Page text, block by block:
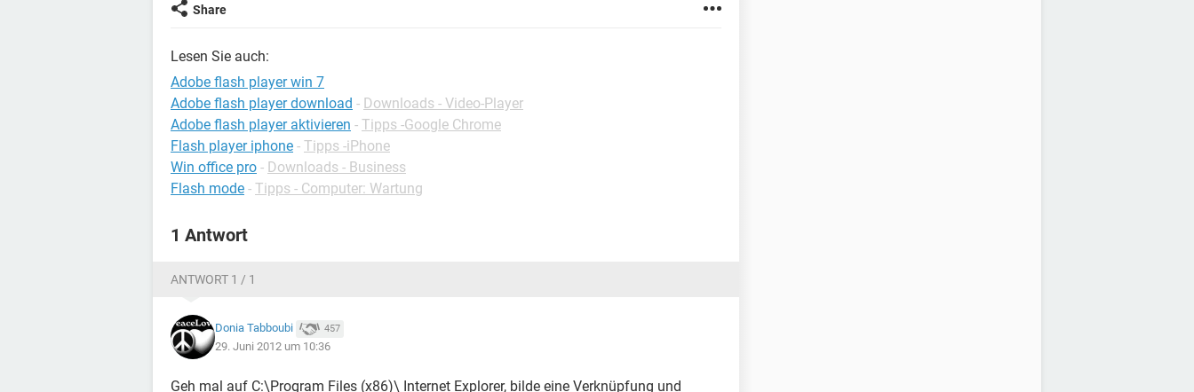
Share
Lesen Sie auch:
Adobe flash player win 7
Adobe flash player download - Downloads - Video-Player
Adobe flash player aktivieren - Tipps -Google Chrome
Flash player iphone - Tipps -iPhone
Win office pro - Downloads - Business
Flash mode - Tipps - Computer: Wartung
1 Antwort
ANTWORT 1 / 1
Donia Tabboubi 457
29. Juni 2012 um 10:36
Geh mal auf C:\Program Files (x86)\ Internet Explorer, bilde eine Verknüpfung und